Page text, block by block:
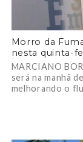
Morro da
nesta quinta-
MARCIANO
será na manhã
melhorando o